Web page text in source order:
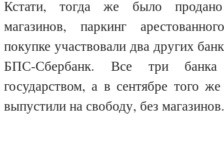
Кстати, тогда же было
магазинов, паркинг
покупке участвовали два других
БПС-Сбербанк. Все три банка
государством, а в сентябре того
выпустили на свободу, без